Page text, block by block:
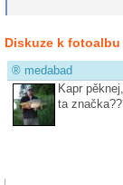
Diskuze k fotoalbu
® medabad
Kapr
ta